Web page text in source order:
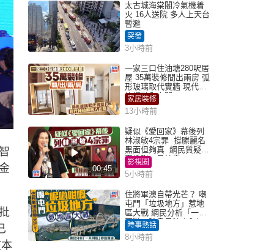
太古城海棠閣冷氣機着
火 16人送院 多人上天台
暫避
突發
3小時前
一家三口住油塘280呎居
屋 35萬裝修間出兩房 弧
形玻璃取代實牆 現代神
枱櫃融入玄關
家居裝修
13小時前
00:45
疑似《愛回家》幕後列
林淑敏4宗罪 撐滕麗名
黑面但夠真 網民質疑：
真係咁一早被雪
影視圈
5小時前
住將軍澳自帶光芒？ 嘲
屯門「垃圾地方」惹地
區大戰 網民分析「一共
同點」秒息風波｜Juicy
叮
時事熱話
8小時前